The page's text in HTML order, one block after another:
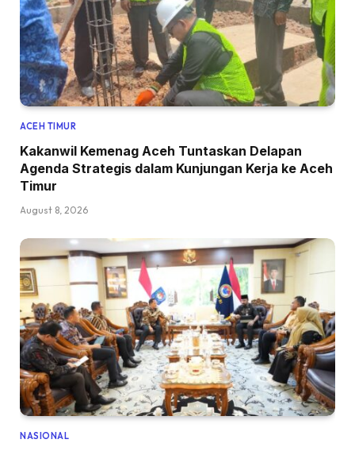
ACEH TIMUR
Kakanwil Kemenag Aceh Tuntaskan Delapan
Agenda Strategis dalam Kunjungan Kerja ke Aceh
Timur
August 8, 2026
NASIONAL